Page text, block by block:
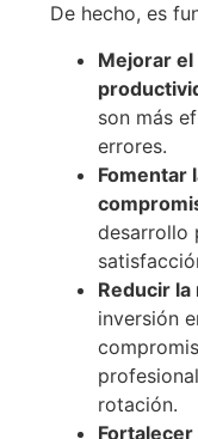
De hecho, es
Mejorar
son más
errores.
Fomentar
desarrollo
Reducir
inversión
rotación.